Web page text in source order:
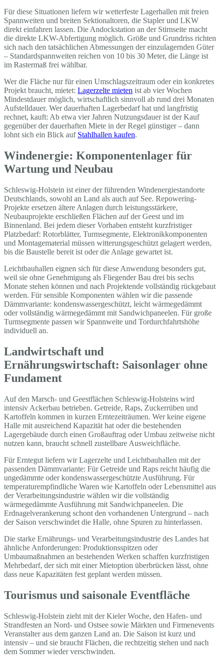
Für diese Situationen liefern wir wetterfeste Lagerhallen mit freien
Spannweiten und breiten Sektionaltoren, die Stapler und LKW
direkt einfahren lassen. Die Andockstation an der Stirnseite macht
die direkte LKW-Abfertigung möglich. Größe und Grundriss richten
sich nach den tatsächlichen Abmessungen der einzulagernden Güter
– Standardspannweiten reichen von 10 bis 30 Meter, die Länge ist
im Rastermaß frei wählbar.
Wer die Fläche nur für einen Umschlagszeitraum oder ein konkretes
Projekt braucht, mietet: Lagerzelte mieten ist ab vier Wochen
Mindestdauer möglich, wirtschaftlich sinnvoll ab rund drei Monaten
Aufstelldauer. Wer dauerhaften Lagerbedarf hat und langfristig
rechnet, kauft: Ab etwa vier Jahren Nutzungsdauer ist der Kauf
gegenüber der dauerhaften Miete in der Regel günstiger – dann
lohnt sich ein Blick auf Stahlhallen kaufen.
Windenergie: Komponentenlager für
Wartung und Neubau
Schleswig-Holstein ist einer der führenden Windenergiestandorte
Deutschlands, sowohl an Land als auch auf See. Repowering-
Projekte ersetzen ältere Anlagen durch leistungsstärkere,
Neubauprojekte erschließen Flächen auf der Geest und im
Binnenland. Bei jedem dieser Vorhaben entsteht kurzfristiger
Platzbedarf: Rotorblätter, Turmsegmente, Elektronikkomponenten
und Montagematerial müssen witterungsgeschützt gelagert werden,
bis die Baustelle bereit ist oder die Anlage gewartet ist.
Leichtbauhallen eignen sich für diese Anwendung besonders gut,
weil sie ohne Genehmigung als Fliegender Bau drei bis sechs
Monate stehen können und nach Projektende vollständig rückgebaut
werden. Für sensible Komponenten wählen wir die passende
Dämmvariante: kondenswassergeschützt, leicht wärmegedämmt
oder vollständig wärmegedämmt mit Sandwichpaneelen. Für große
Turmsegmente passen wir Spannweite und Tordurchfahrtshöhe
individuell an.
Landwirtschaft und
Ernährungswirtschaft: Saisonlager ohne
Fundament
Auf den Marsch- und Geestflächen Schleswig-Holsteins wird
intensiv Ackerbau betrieben. Getreide, Raps, Zuckerrüben und
Kartoffeln kommen in kurzen Erntezeiträumen. Wer keine eigene
Halle mit ausreichend Kapazität hat oder die bestehenden
Lagergebäude durch einen Großauftrag oder Umbau zeitweise nicht
nutzen kann, braucht schnell zustellbare Ausweichfläche.
Für Erntegut liefern wir Lagerzelte und Leichtbauhallen mit der
passenden Dämmvariante: Für Getreide und Raps reicht häufig die
ungedämmte oder kondenswassergeschützte Ausführung. Für
temperaturempfindliche Waren wie Kartoffeln oder Lebensmittel aus
der Verarbeitungsindustrie wählen wir die vollständig
wärmegedämmte Ausführung mit Sandwichpaneelen. Die
Erdnagelverankerung schont den vorhandenen Untergrund – nach
der Saison verschwindet die Halle, ohne Spuren zu hinterlassen.
Die starke Ernährungs- und Verarbeitungsindustrie des Landes hat
ähnliche Anforderungen: Produktionsspitzen oder
Umbaumaßnahmen an bestehenden Werken schaffen kurzfristigen
Mehrbedarf, der sich mit einer Mietoption überbrücken lässt, ohne
dass neue Kapazitäten fest geplant werden müssen.
Tourismus und saisonale Eventfläche
Schleswig-Holstein zieht mit der Kieler Woche, den Hafen- und
Strandfesten an Nord- und Ostsee sowie Märkten und Firmenevents
Veranstalter aus dem ganzen Land an. Die Saison ist kurz und
intensiv – und sie braucht Flächen, die rechtzeitig stehen und nach
dem Sommer wieder verschwinden.